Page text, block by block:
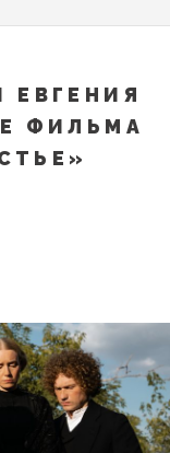
ЕВГЕНИЯ
ФИЛЬМА